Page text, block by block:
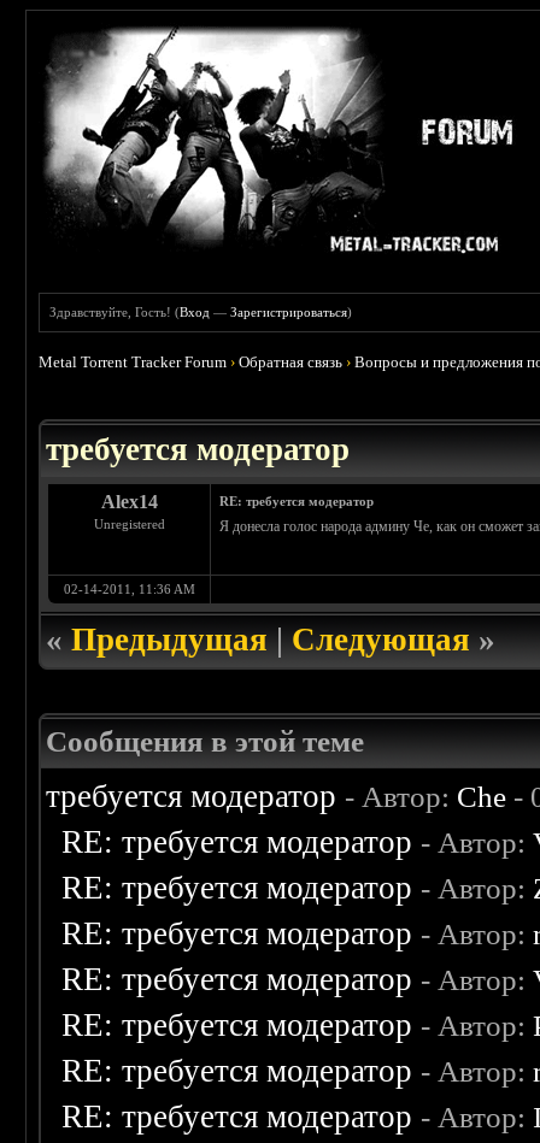
Здравствуйте, Гость! (Вход —Зарегистрироваться)
Metal Torrent Tracker Forum ›Обратная связь ›Вопросы и предложения
требуется модератор
Alex14
Unregistered
RE: требуется модератор
Я донесла голос народа админу Че, как он сможет
02-14-2011, 11:36 AM
«Предыдущая|Следующая»
Сообщения в этой теме
требуется модератор - Автор: Che -
RE: требуется модератор - Автор:
RE: требуется модератор - Автор:
RE: требуется модератор - Автор:
RE: требуется модератор - Автор:
RE: требуется модератор - Автор:
RE: требуется модератор - Автор:
RE: требуется модератор - Автор: